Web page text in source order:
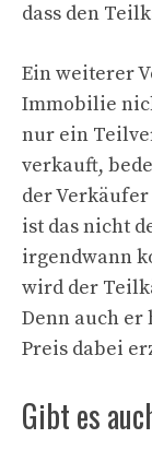
dass den
Ein weiterer
Immobilie
nur ein
verkauft,
der
ist das nicht
irgendwann
wird der
Denn auch er
Preis dabei
Gibt es